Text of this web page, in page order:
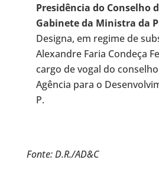
Presidência do Conselho
Gabinete da Ministra da
Designa, em regime de
Alexandre Faria Condeça
cargo de vogal do
Agência para o
P.
Fonte: D.R./AD&C